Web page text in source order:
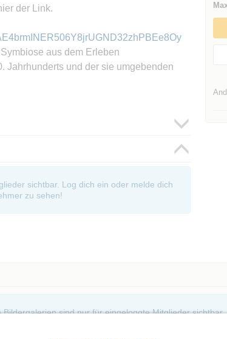
der Link.
aus dem Erleben
Jahrhunderts und der sie umgebenden
sichtbar. Log dich ein oder melde dich
zu sehen!
Bildergalerien sind nur für eingeloggte Mitglieder sichtbar.